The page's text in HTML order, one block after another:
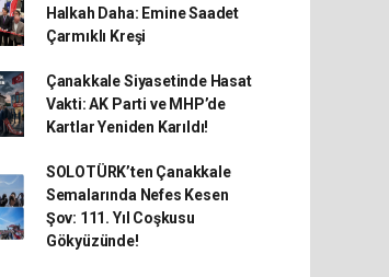
Halkah Daha: Emine Saadet
Çarmıklı Kreşi
Çanakkale Siyasetinde Hasat
Vakti: AK Parti ve MHP’de
Kartlar Yeniden Karıldı!
SOLOTÜRK’ten Çanakkale
Semalarında Nefes Kesen
Şov: 111. Yıl Coşkusu
Gökyüzünde!